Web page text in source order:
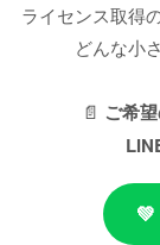
ライセンス取得
どんな小
📄 ご希